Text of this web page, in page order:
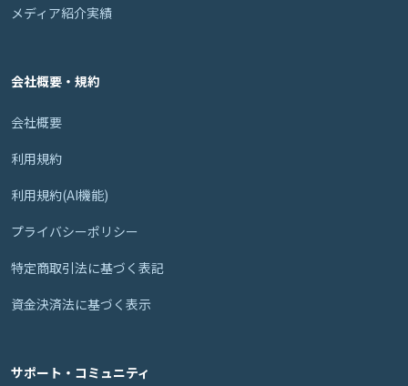
メディア紹介実績
会社概要・規約
会社概要
利用規約
利用規約(AI機能)
プライバシーポリシー
特定商取引法に基づく表記
資金決済法に基づく表示
サポート・コミュニティ